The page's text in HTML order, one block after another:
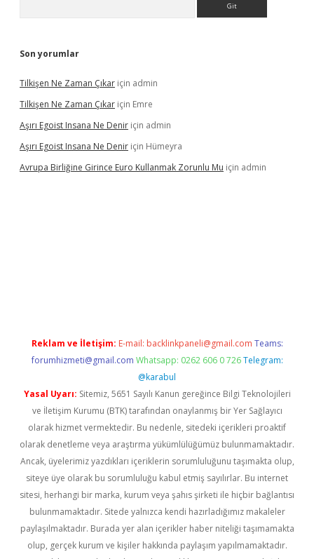
Son yorumlar
Tilkişen Ne Zaman Çıkar için admin
Tilkişen Ne Zaman Çıkar için Emre
Aşırı Egoist Insana Ne Denir için admin
Aşırı Egoist Insana Ne Denir için Hümeyra
Avrupa Birliğine Girince Euro Kullanmak Zorunlu Mu için admin
Reklam ve İletişim: E-mail: backlinkpaneli@gmail.com Teams:
forumhizmeti@gmail.com Whatsapp: 0262 606 0 726 Telegram:
@karabul
Yasal Uyarı: Sitemiz, 5651 Sayılı Kanun gereğince Bilgi Teknolojileri
ve İletişim Kurumu (BTK) tarafından onaylanmış bir Yer Sağlayıcı
olarak hizmet vermektedir. Bu nedenle, sitedeki içerikleri proaktif
olarak denetleme veya araştırma yükümlülüğümüz bulunmamaktadır.
Ancak, üyelerimiz yazdıkları içeriklerin sorumluluğunu taşımakta olup,
siteye üye olarak bu sorumluluğu kabul etmiş sayılırlar. Bu internet
sitesi, herhangi bir marka, kurum veya şahıs şirketi ile hiçbir bağlantısı
bulunmamaktadır. Sitede yalnızca kendi hazırladığımız makaleler
paylaşılmaktadır. Burada yer alan içerikler haber niteliği taşımamakta
olup, gerçek kurum ve kişiler hakkında paylaşım yapılmamaktadır.